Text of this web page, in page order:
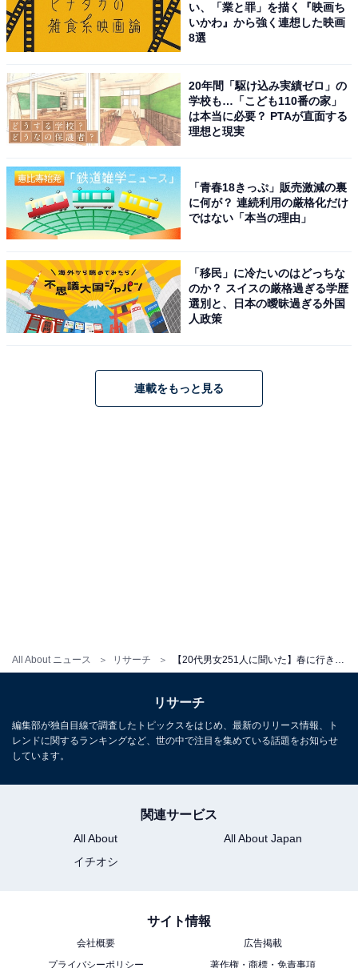
All About ニュース リサーチ
い、「業と罪」を描く『映画ち
いかわ』から強く連想した映画
8選
20年間「駆け込み実績ゼロ」の
学校も…「こども110番の家」
は本当に必要？ PTAが直面する
理想と現実
「青春18きっぷ」販売激減の裏
に何が？ 連続利用の厳格化だけ
ではない「本当の理由」
「移民」に冷たいのはどっちな
のか？ スイスの厳格過ぎる学歴
選別と、日本の曖昧過ぎる外国
人政策
連載をもっと見る
リサーチ
編集部が独自目線で調査したトピックスをはじめ、最新のリリース情報、ト
レンドに関するランキングなど、世の中で注目を集めている話題をお知らせ
しています。
関連サービス
All About
All About Japan
イチオシ
サイト情報
会社概要
広告掲載
プライバシーポリシー
著作権・商標・免責事項